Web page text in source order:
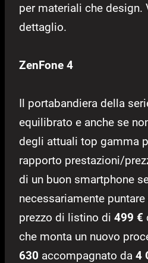
per materiali che design.
dettaglio.
ZenFone 4
Il portabandiera della
equilibrato e anche se
degli attuali top gamma
rapporto prestazioni/
di un buon smartphone
necessariamente
prezzo di listino di 499 €
che monta un nuovo
630 accompagnato da 4